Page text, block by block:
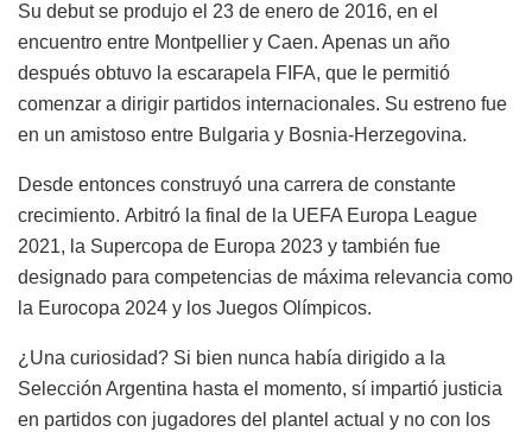
Su debut se produjo el 23 de enero de 2016, en el
encuentro entre Montpellier y Caen. Apenas un año
después obtuvo la escarapela FIFA, que le permitió
comenzar a dirigir partidos internacionales. Su estreno fue
en un amistoso entre Bulgaria y Bosnia-Herzegovina.
Desde entonces construyó una carrera de constante
crecimiento. Arbitró la final de la UEFA Europa League
2021, la Supercopa de Europa 2023 y también fue
designado para competencias de máxima relevancia como
la Eurocopa 2024 y los Juegos Olímpicos.
¿Una curiosidad? Si bien nunca había dirigido a la
Selección Argentina hasta el momento, sí impartió justicia
en partidos con jugadores del plantel actual y no con los